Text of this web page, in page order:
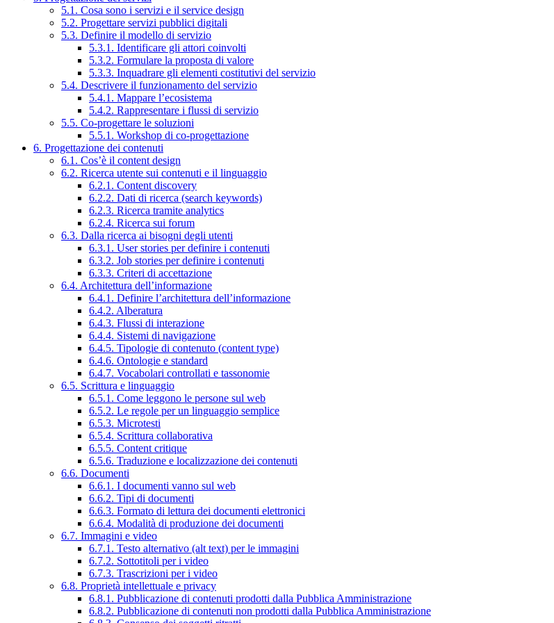
5.1. Cosa sono i servizi e il service design
5.2. Progettare servizi pubblici digitali
5.3. Definire il modello di servizio
5.3.1. Identificare gli attori coinvolti
5.3.2. Formulare la proposta di valore
5.3.3. Inquadrare gli elementi costitutivi del servizio
5.4. Descrivere il funzionamento del servizio
5.4.1. Mappare l’ecosistema
5.4.2. Rappresentare i flussi di servizio
5.5. Co-progettare le soluzioni
5.5.1. Workshop di co-progettazione
6. Progettazione dei contenuti
6.1. Cos’è il content design
6.2. Ricerca utente sui contenuti e il linguaggio
6.2.1. Content discovery
6.2.2. Dati di ricerca (search keywords)
6.2.3. Ricerca tramite analytics
6.2.4. Ricerca sui forum
6.3. Dalla ricerca ai bisogni degli utenti
6.3.1. User stories per definire i contenuti
6.3.2. Job stories per definire i contenuti
6.3.3. Criteri di accettazione
6.4. Architettura dell’informazione
6.4.1. Definire l’architettura dell’informazione
6.4.2. Alberatura
6.4.3. Flussi di interazione
6.4.4. Sistemi di navigazione
6.4.5. Tipologie di contenuto (content type)
6.4.6. Ontologie e standard
6.4.7. Vocabolari controllati e tassonomie
6.5. Scrittura e linguaggio
6.5.1. Come leggono le persone sul web
6.5.2. Le regole per un linguaggio semplice
6.5.3. Microtesti
6.5.4. Scrittura collaborativa
6.5.5. Content critique
6.5.6. Traduzione e localizzazione dei contenuti
6.6. Documenti
6.6.1. I documenti vanno sul web
6.6.2. Tipi di documenti
6.6.3. Formato di lettura dei documenti elettronici
6.6.4. Modalità di produzione dei documenti
6.7. Immagini e video
6.7.1. Testo alternativo (alt text) per le immagini
6.7.2. Sottotitoli per i video
6.7.3. Trascrizioni per i video
6.8. Proprietà intellettuale e privacy
6.8.1. Pubblicazione di contenuti prodotti dalla Pubblica Amministrazione
6.8.2. Pubblicazione di contenuti non prodotti dalla Pubblica Amministrazione